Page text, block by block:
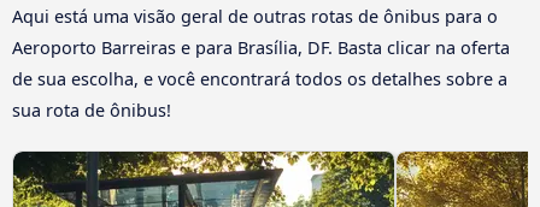
Aqui está uma visão geral de outras rotas de ônibus para o
Aeroporto Barreiras e para Brasília, DF. Basta clicar na oferta
de sua escolha, e você encontrará todos os detalhes sobre a
sua rota de ônibus!